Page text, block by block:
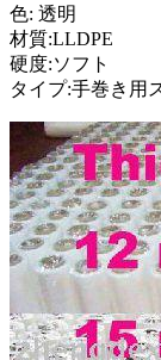
色: 透明
材質:LLDPE
硬度:ソフト
タイプ:手巻き用